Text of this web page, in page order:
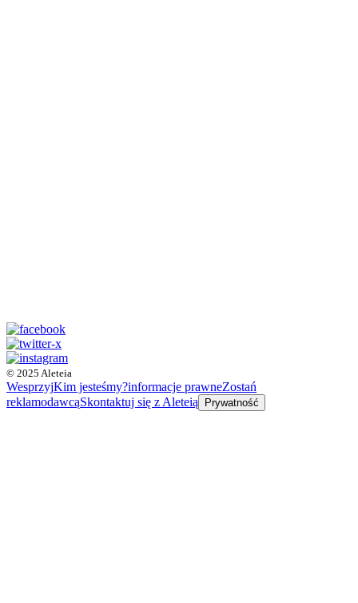
© 2025 Aleteia
WesprzyjKim jesteśmy?informacje prawneZostań
reklamodawcąSkontaktuj się z Aleteią Prywatność